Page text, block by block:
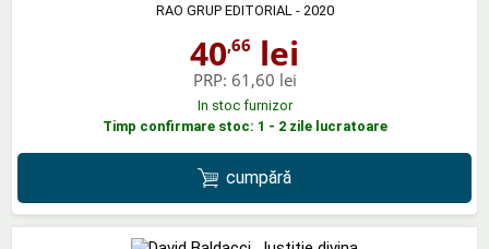
RAO GRUP EDITORIAL - 2020
40,66 lei
PRP: 61,60 lei
In stoc furnizor
Timp confirmare stoc: 1 - 2 zile lucratoare
cumpără